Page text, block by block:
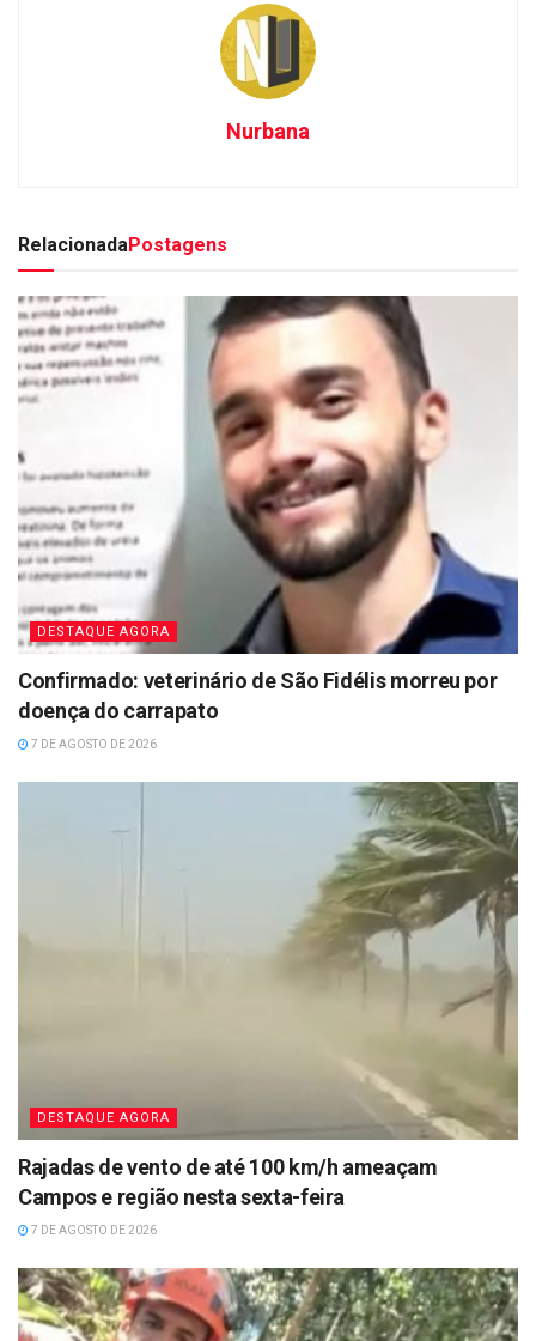
Nurbana
RelacionadaPostagens
DESTAQUE AGORA
Confirmado: veterinário de São Fidélis morreu por
doença do carrapato
7 DE AGOSTO DE 2026
DESTAQUE AGORA
Rajadas de vento de até 100 km/h ameaçam
Campos e região nesta sexta-feira
7 DE AGOSTO DE 2026